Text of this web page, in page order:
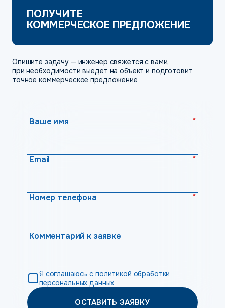
ПОЛУЧИТЕ
КОММЕРЧЕСКОЕ ПРЕДЛОЖЕНИЕ
Опишите задачу — инженер свяжется с вами,
при необходимости выедет на объект и подготовит
точное коммерческое предложение
Ваше имя *
Email *
Номер телефона *
Комментарий к заявке
Я соглашаюсь с политикой обработки
персональных данных
ОСТАВИТЬ ЗАЯВКУ